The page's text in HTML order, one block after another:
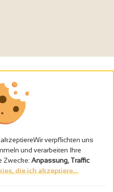
die Gesundheit - trinken Sie in
verpflichten uns
und verarbeiten Ihre
Zwecke: Anpassung, Traffic
die ich akzeptiere...